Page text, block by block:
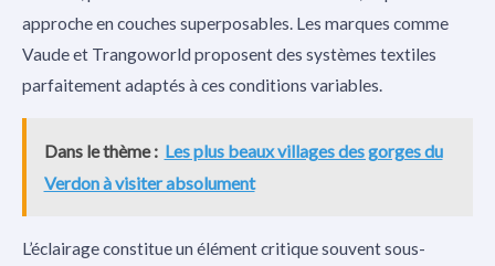
approche en couches superposables. Les marques comme
Vaude et Trangoworld proposent des systèmes textiles
parfaitement adaptés à ces conditions variables.
Dans le thème : Les plus beaux villages des gorges du
Verdon à visiter absolument
L’éclairage constitue un élément critique souvent sous-